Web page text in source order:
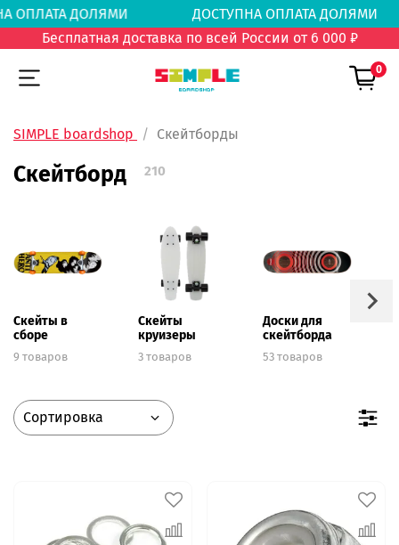
ОПЛАТА ДОЛЯМИ
ДОСТУПНА ОПЛАТА
Бесплатная доставка по всей России от 6 000 ₽
0
SIMPLE boardshop Скейтборды
Скейтборд 210
Скейты в
сборе
9 товаров
Скейты
круизеры
3 товаров
Доски для
скейтборда
53 товаров